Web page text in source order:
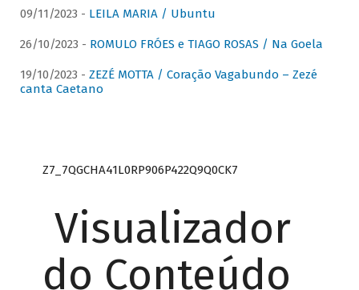
09/11/2023 - LEILA MARIA / Ubuntu
26/10/2023 - ROMULO FRÓES e TIAGO ROSAS / Na Goela
19/10/2023 - ZEZÉ MOTTA / Coração Vagabundo – Zezé
canta Caetano
Z7_7QGCHA41L0RP906P422Q9Q0CK7
Visualizador
do Conteúdo